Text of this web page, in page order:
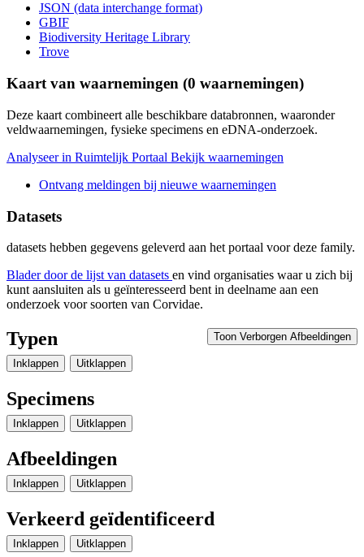
JSON (data interchange format)
GBIF
Biodiversity Heritage Library
Trove
Kaart van waarnemingen (0 waarnemingen)
Deze kaart combineert alle beschikbare databronnen, waaronder
veldwaarnemingen, fysieke specimens en eDNA-onderzoek.
Analyseer in Ruimtelijk Portaal Bekijk waarnemingen
Ontvang meldingen bij nieuwe waarnemingen
Datasets
datasets hebben gegevens geleverd aan het portaal voor deze family.
Blader door de lijst van datasets en vind organisaties waar u zich bij
kunt aansluiten als u geïnteresseerd bent in deelname aan een
onderzoek voor soorten van Corvidae.
Toon Verborgen Afbeeldingen
Typen
Inklappen Uitklappen
Specimens
Inklappen Uitklappen
Afbeeldingen
Inklappen Uitklappen
Verkeerd geïdentificeerd
Inklappen Uitklappen